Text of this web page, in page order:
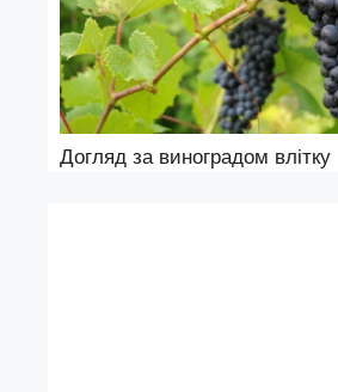
Догляд за виноградом влітку